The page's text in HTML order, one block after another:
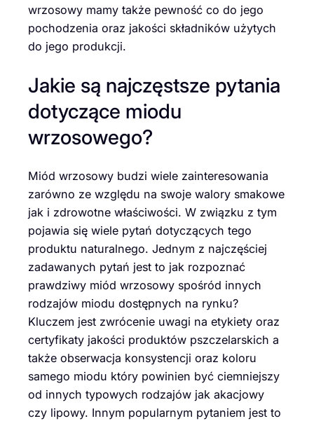
wrzosowy mamy także pewność co do jego
pochodzenia oraz jakości składników użytych
do jego produkcji.
Jakie są najczęstsze pytania
dotyczące miodu
wrzosowego?
Miód wrzosowy budzi wiele zainteresowania
zarówno ze względu na swoje walory smakowe
jak i zdrowotne właściwości. W związku z tym
pojawia się wiele pytań dotyczących tego
produktu naturalnego. Jednym z najczęściej
zadawanych pytań jest to jak rozpoznać
prawdziwy miód wrzosowy spośród innych
rodzajów miodu dostępnych na rynku?
Kluczem jest zwrócenie uwagi na etykiety oraz
certyfikaty jakości produktów pszczelarskich a
także obserwacja konsystencji oraz koloru
samego miodu który powinien być ciemniejszy
od innych typowych rodzajów jak akacjowy
czy lipowy. Innym popularnym pytaniem jest to